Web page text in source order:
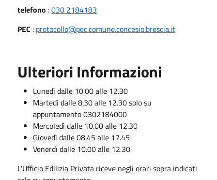
telefono :030 2184183
PEC : protocollo@pec.comune.concesio.brescia.it
Ulteriori Informazioni
Lunedì dalle 10.00 alle 12.30
Martedì dalle 8.30 alle 12.30 solo su
appuntamento 0302184000
Mercoledì dalle 10.00 alle 12.30
Giovedì dalle 08.45 alle 17.45
Venerdì dalle 10.00 alle 12.30
L'Ufficio Edilizia Privata riceve negli orari sopra indicati